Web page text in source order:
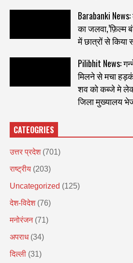
Barabanki
का जलवा,’फ़िल्म
में छात्रों से किया
Pilibhit News:
मिलने से मचा
शव को कब्जे मे
जिला मुख्यालय
CATEOGRIES
उत्तर प्रदेश (701)
राष्ट्रीय (203)
Uncategorized (125)
देश-विदेश (76)
मनोरंजन (71)
अपराध (34)
दिल्ली (31)